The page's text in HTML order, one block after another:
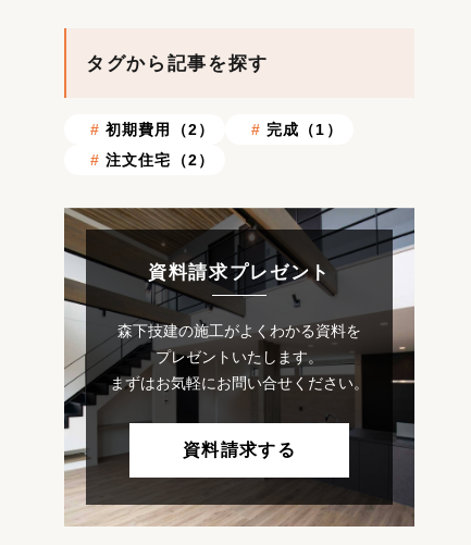
タグから記事を探す
初期費用（2）
完成（1）
注文住宅（2）
資料請求プレゼント
森下技建の施工がよくわかる資料を
プレゼントいたします。
まずはお気軽にお問い合せください。
資料請求する